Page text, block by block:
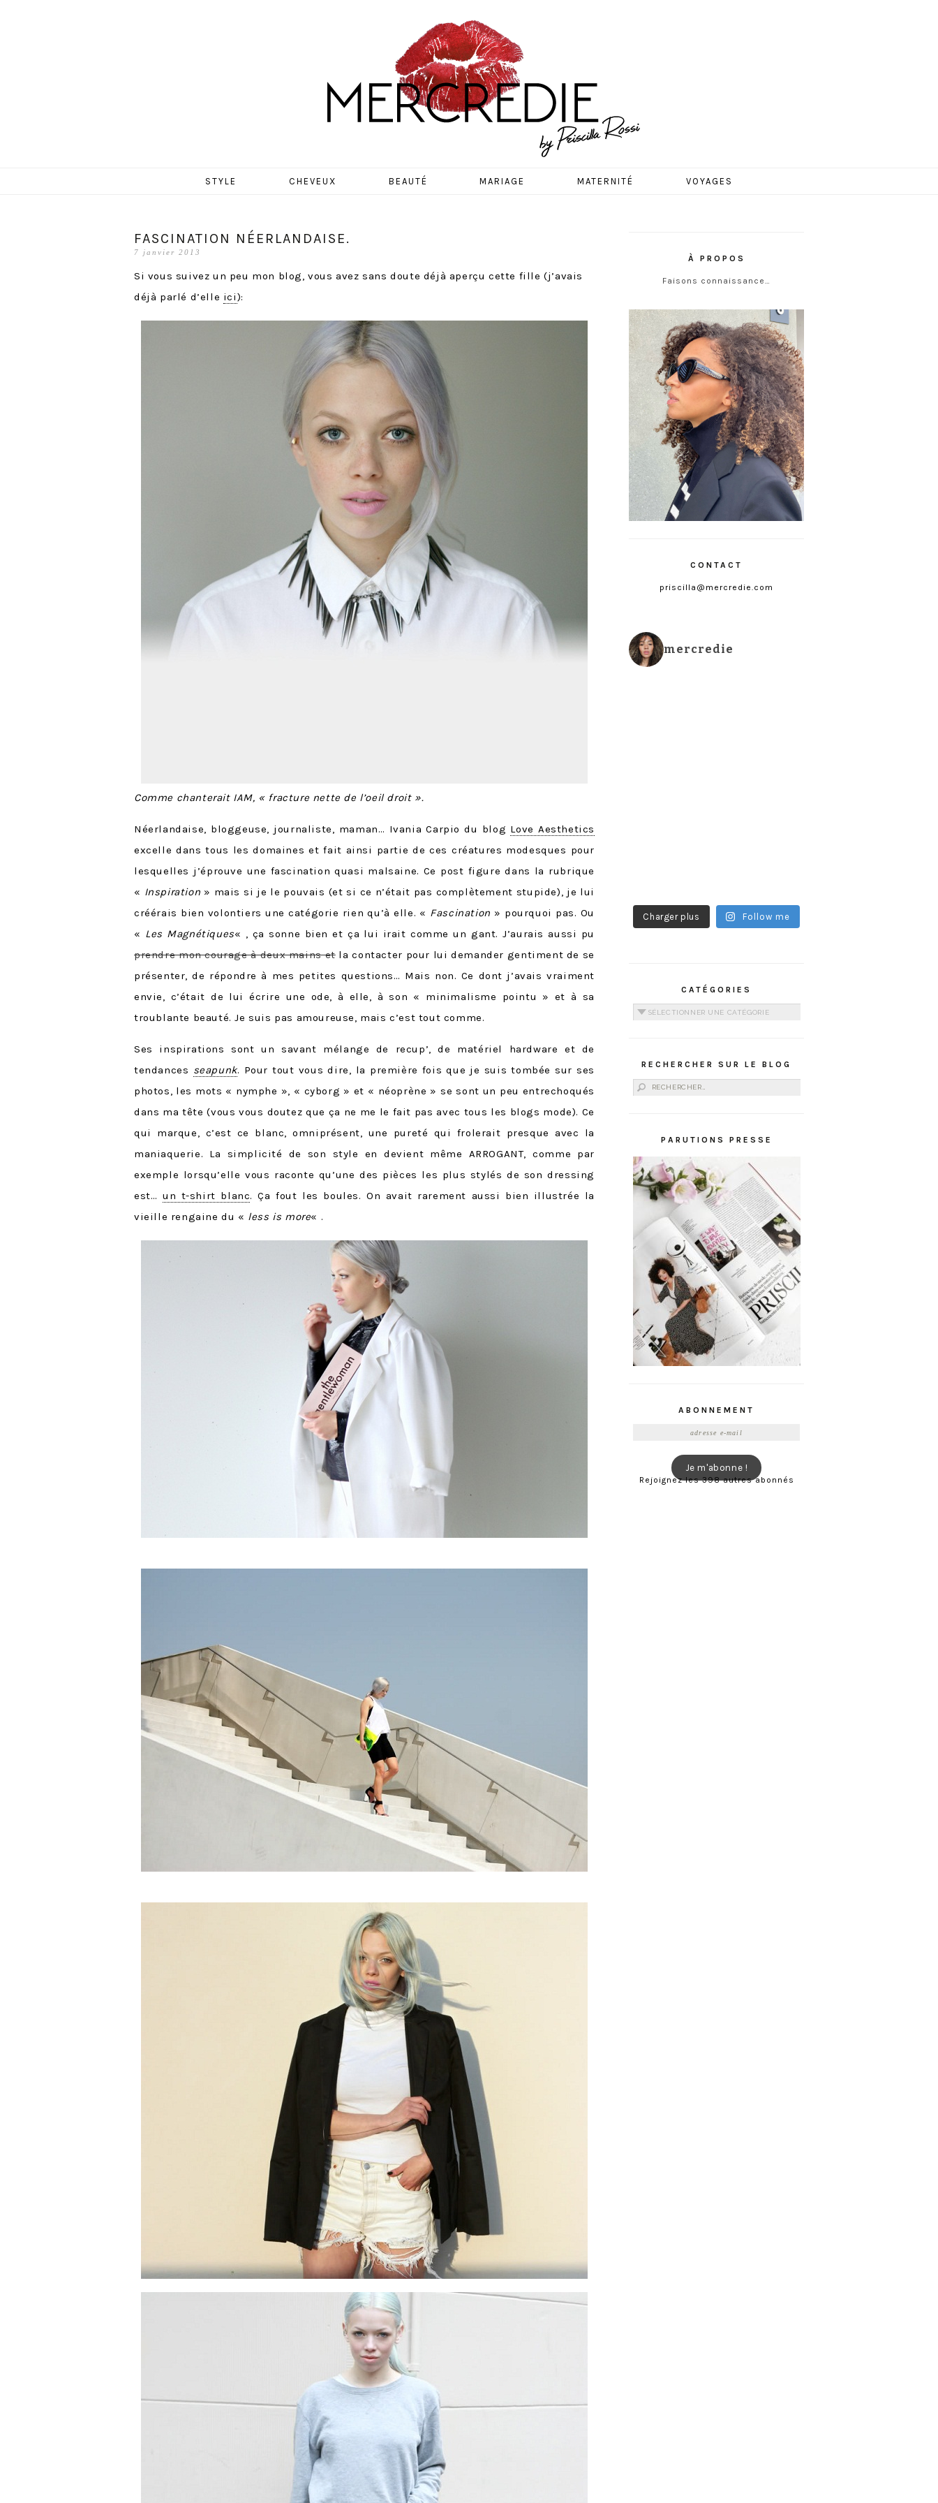
MERCREDIE
STYLE CHEVEUX BEAUTÉ MARIAGE MATERNITÉ VOYAGES
FASCINATION NÉERLANDAISE.
7 janvier 2013
Si vous suivez un peu mon blog, vous avez sans doute déjà aperçu cette fille (j’avais
déjà parlé d’elle ici):
Comme chanterait IAM, « fracture nette de l’oeil droit ».
Néerlandaise, bloggeuse, journaliste, maman… Ivania Carpio du blog Love Aesthetics
excelle dans tous les domaines et fait ainsi partie de ces créatures modesques pour
lesquelles j’éprouve une fascination quasi malsaine. Ce post figure dans la rubrique
« Inspiration » mais si je le pouvais (et si ce n’était pas complètement stupide), je lui
créérais bien volontiers une catégorie rien qu’à elle. « Fascination » pourquoi pas. Ou
« Les Magnétiques« , ça sonne bien et ça lui irait comme un gant. J’aurais aussi pu
prendre mon courage à deux mains etla contacter pour lui demander gentiment de se
présenter, de répondre à mes petites questions… Mais non. Ce dont j’avais vraiment
envie, c’était de lui écrire une ode, à elle, à son « minimalisme pointu » et à sa
troublante beauté. Je suis pas amoureuse, mais c’est tout comme.
Ses inspirations sont un savant mélange de recup’, de matériel hardware et de
tendances seapunk. Pour tout vous dire, la première fois que je suis tombée sur ses
photos, les mots « nymphe », « cyborg » et « néoprène » se sont un peu entrechoqués
dans ma tête (vous vous doutez que ça ne me le fait pas avec tous les blogs mode). Ce
qui marque, c’est ce blanc, omniprésent, une pureté qui frolerait presque avec la
maniaquerie. La simplicité de son style en devient même ARROGANT, comme par
exemple lorsqu’elle vous raconte qu’une des pièces les plus stylés de son dressing
est… un t-shirt blanc. Ça fout les boules. On avait rarement aussi bien illustrée la
vieille rengaine du « less is more« .
À PROPOS
Faisons connaissance…
CONTACT
priscilla@mercredie.com
mercredie
Charger plus Follow me
CATÉGORIES
Catégories
RECHERCHER SUR LE BLOG
Rechercher :
PARUTIONS PRESSE
ABONNEMENT
Je m'abonne !
Rejoignez les 398 autres abonnés